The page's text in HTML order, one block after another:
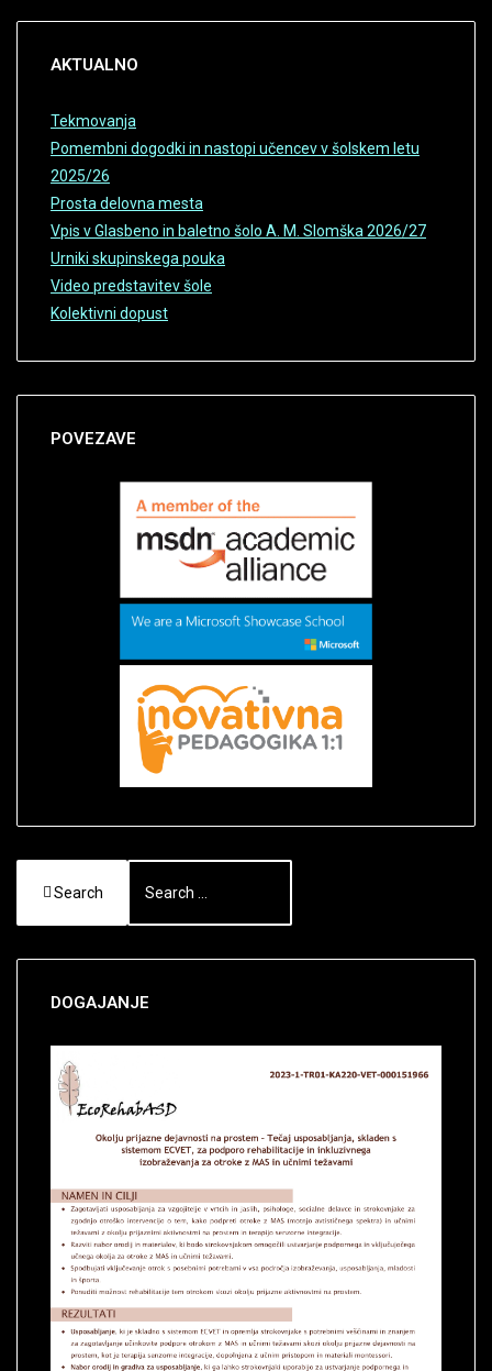
AKTUALNO
Tekmovanja
Pomembni dogodki in nastopi učencev v šolskem letu
2025/26
Prosta delovna mesta
Vpis v Glasbeno in baletno šolo A. M. Slomška 2026/27
Urniki skupinskega pouka
Video predstavitev šole
Kolektivni dopust
POVEZAVE
Search
DOGAJANJE